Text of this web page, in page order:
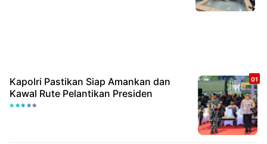
Kapolri Pastikan Siap Amankan dan
Kawal Rute Pelantikan Presiden